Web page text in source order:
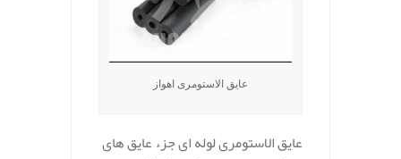
عایق الاستومری اهواز
عایق الاستومری لوله ای جزء عایق های